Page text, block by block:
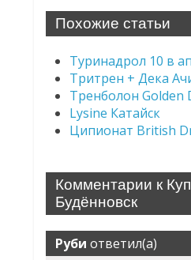
Похожие статьи
Туринадрол 10 в
Тритрен + Дека
Тренболон Golden
Lysine Катайск
Ципионат British
Комментарии к
Будённовск
Руби ответил(а)